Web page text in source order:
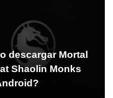
descargar Mortal
Shaolin Monks